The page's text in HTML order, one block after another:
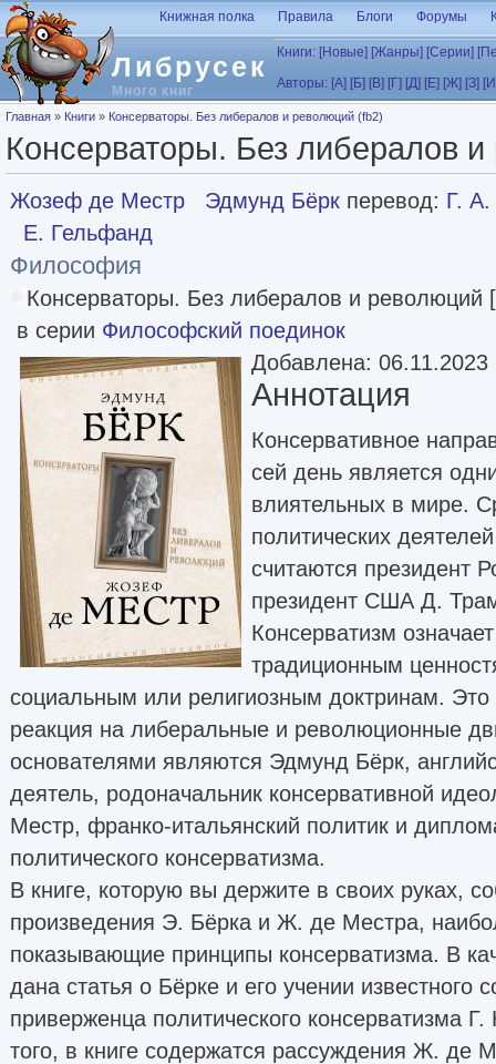
Перейти к основному содержанию
Либрусек
Много книг
Книжная полка Правила Блоги Форумы
Книги: [Новые] [Жанры] [Серии]
Авторы: [А] [Б] [В] [Г] [Д] [Е] [Ж] [З]
Вы здесь
Главная » Книги » Консерваторы. Без либералов и революций (fb2)
Консерваторы. Без либералов
Жозеф де Местр Эдмунд Бёрк перевод: Г.
Е. Гельфанд
Философия
Консерваторы. Без либералов и революций
в серии Философский поединок
Добавлена: 06.11.2023
Аннотация
Консервативное
сей день является
влиятельных в мире.
политических
считаются президент
президент США Д.
Консерватизм
традиционным
социальным или религиозным доктринам. Это
реакция на либеральные и революционные
основателями являются Эдмунд Бёрк,
деятель, родоначальник консервативной
Местр, франко-итальянский политик и
политического консерватизма.
В книге, которую вы держите в своих руках,
произведения Э. Бёрка и Ж. де Местра,
показывающие принципы консерватизма. В
дана статья о Бёрке и его учении известного
приверженца политического консерватизма
того, в книге содержатся рассуждения Ж. де